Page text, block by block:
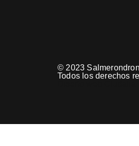
© 2023
Todos los derechos